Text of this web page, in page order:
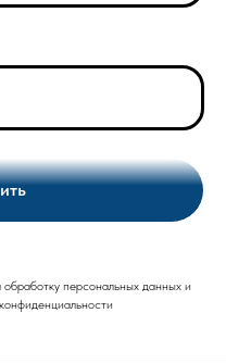
персональных данных и